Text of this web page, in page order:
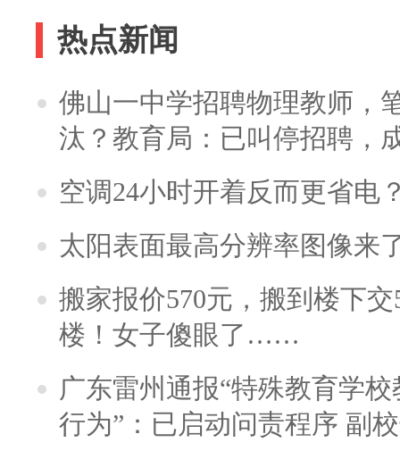
热点新闻
佛山一中学招聘物理教师，
汰？教育局：已叫停招聘，
空调24小时开着反而更省电
太阳表面最高分辨率图像来
搬家报价570元，搬到楼下
楼！女子傻眼了……
广东雷州通报“特殊教育学
行为”：已启动问责程序 副